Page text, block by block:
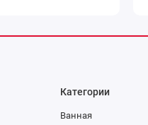
Категории
Ванная